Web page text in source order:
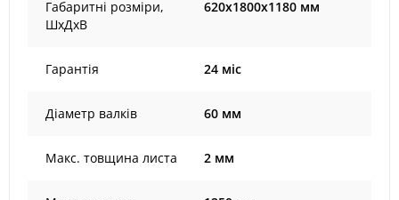
Габаритні розміри,
ШхДхВ
620х1800х1180 мм
Гарантія 24 міс
Діаметр валків 60 мм
Макс. товщина листа 2 мм